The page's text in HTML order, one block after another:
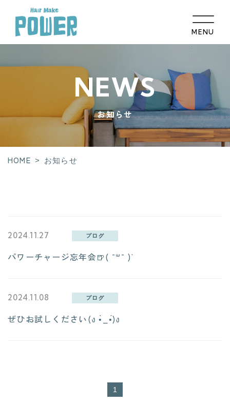
MENU
コンセプト
髪のお悩み相談
メニュー
- 運営会社：合同会社StandByU -
お知らせ
NEWS
お知らせ
HOME > お知らせ
2024.11.27 ブログ
パワーチャージ忘年会🍺( ¯꒳​¯ )ᐝ
2024.11.08 ブログ
ぜひお試しください(ง •̀_•́)ง
1